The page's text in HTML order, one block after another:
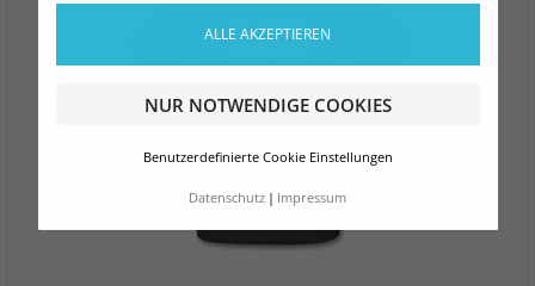
ALLE AKZEPTIEREN
NUR NOTWENDIGE COOKIES
Benutzerdefinierte Cookie Einstellungen
Datenschutz Impressum